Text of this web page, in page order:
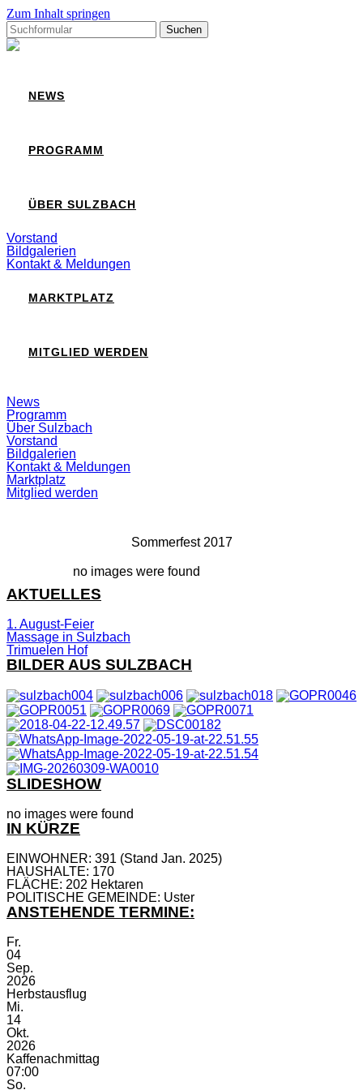
Zum Inhalt springen
Suchen
nach:
Sulzbach
NEWS
PROGRAMM
ÜBER SULZBACH
Vorstand
Bildgalerien
Kontakt & Meldungen
MARKTPLATZ
MITGLIED WERDEN
Suchfeld
ein-/ausblenden
News
Programm
Über Sulzbach
Vorstand
Bildgalerien
Kontakt & Meldungen
Marktplatz
Mitglied werden
Sommerfest 2017
no images were found
AKTUELLES
1. August-Feier
Massage in Sulzbach
Trimuelen Hof
BILDER AUS SULZBACH
SLIDESHOW
no images were found
IN KÜRZE
EINWOHNER: 391 (Stand Jan. 2025)
HAUSHALTE: 170
FLÄCHE: 202 Hektaren
POLITISCHE GEMEINDE: Uster
ANSTEHENDE TERMINE:
Fr.
04
Sep.
2026
Herbstausflug
Mi.
14
Okt.
2026
Kaffenachmittag
07:00
So.